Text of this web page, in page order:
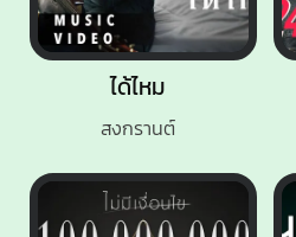
ได้ไหม
สงกรานต์